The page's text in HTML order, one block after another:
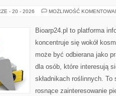
- 20 - 2026 MOŻLIWOŚĆ
Bioarp24.pl to platforma
koncentruje się wokół
może być odbierana jako
dla osób, które interesują
składnikach roślinnych.
rosnące zainteresowanie